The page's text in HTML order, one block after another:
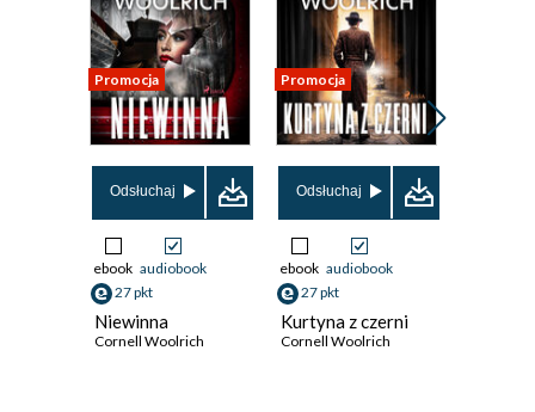
Promocja
Odsłuchaj
ebook audiobook
27 pkt
Niewinna
Cornell Woolrich
Promocja
Odsłuchaj
ebook audiobook
27 pkt
Kurtyna z czerni
Cornell Woolrich